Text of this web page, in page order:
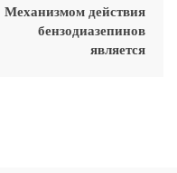
Механизмом действия
бензодиазепинов
является